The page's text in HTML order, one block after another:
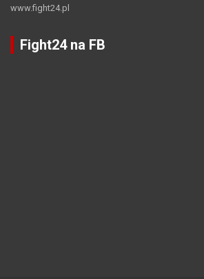
www.fight24.pl
Fight24 na FB